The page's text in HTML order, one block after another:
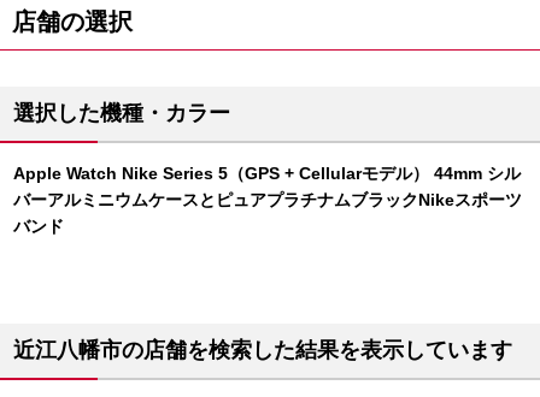
店舗の選択
選択した機種・カラー
Apple Watch Nike Series 5（GPS + Cellularモデル） 44mm シル
バーアルミニウムケースとピュアプラチナムブラックNikeスポーツ
バンド
近江八幡市の店舗を検索した結果を表示しています